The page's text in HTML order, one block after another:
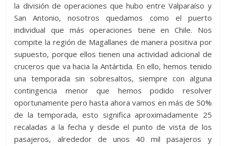
la división de operaciones que hubo entre Valparaíso y
San Antonio, nosotros quedamos como el puerto
individual que más operaciones tiene en Chile. Nos
compite la región de Magallanes de manera positiva por
supuesto, porque ellos tienen una actividad adicional de
cruceros que va hacia la Antártida. En ello, hemos tenido
una temporada sin sobresaltos, siempre con alguna
contingencia menor que hemos podido resolver
oportunamente pero hasta ahora vamos en más de 50%
de la temporada, esto significa aproximadamente 25
recaladas a la fecha y desde el punto de vista de los
pasajeros, alrededor de unos 40 mil pasajeros y